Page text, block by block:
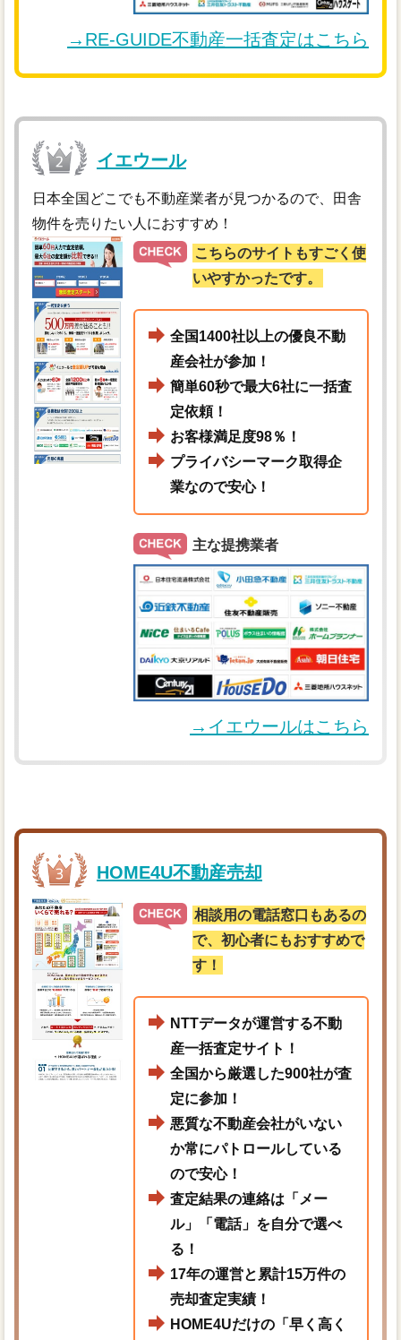
→RE-GUIDE不動産一括査定はこちら
イエウール
日本全国どこでも不動産業者が見つかるので、田舎
物件を売りたい人におすすめ！
こちらのサイトもすごく使
いやすかったです。
全国1400社以上の優良不動
産会社が参加！
簡単60秒で最大6社に一括査
定依頼！
お客様満足度98％！
プライバシーマーク取得企
業なので安心！
主な提携業者
→イエウールはこちら
HOME4U不動産売却
相談用の電話窓口もあるの
で、初心者にもおすすめで
す！
NTTデータが運営する不動
産一括査定サイト！
全国から厳選した900社が査
定に参加！
悪質な不動産会社がいない
か常にパトロールしている
ので安心！
査定結果の連絡は「メー
ル」「電話」を自分で選べ
る！
17年の運営と累計15万件の
売却査定実績！
HOME4Uだけの「早く高く